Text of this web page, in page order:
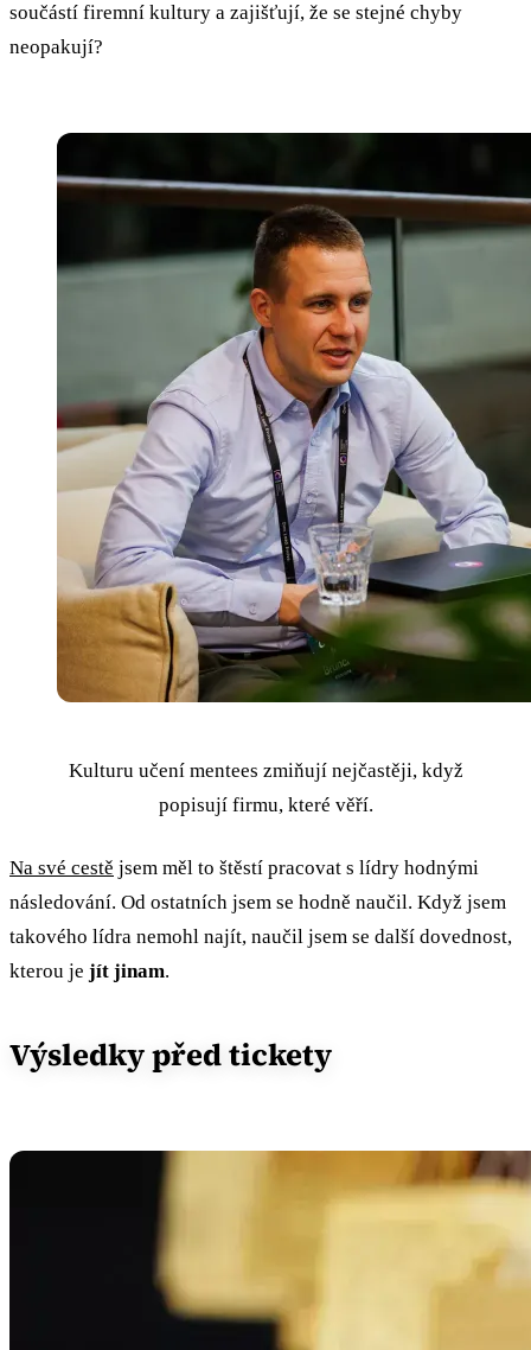
součástí firemní kultury a zajišťují, že se stejné chyby
neopakují?
Kulturu učení mentees zmiňují nejčastěji, když
popisují firmu, které věří.
Na své cestě jsem měl to štěstí pracovat s lídry hodnými
následování. Od ostatních jsem se hodně naučil. Když jsem
takového lídra nemohl najít, naučil jsem se další dovednost,
kterou je jít jinam.
Výsledky před tickety